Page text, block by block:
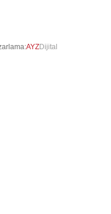
AYZDijital